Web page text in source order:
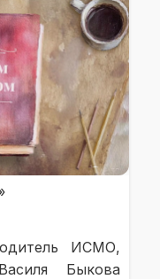
ИСМО,
Быкова